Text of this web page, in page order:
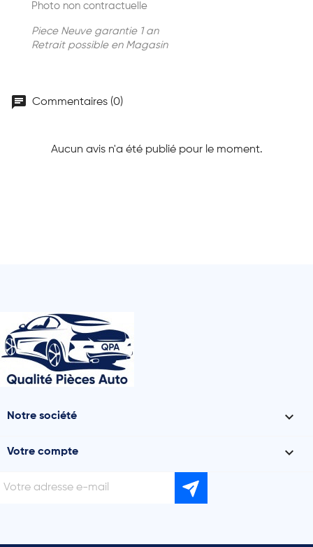
Photo non contractuelle
Piece Neuve garantie 1 an
Retrait possible en Magasin
chat Commentaires (0)
Aucun avis n'a été publié pour le moment.
Notre société 
Votre compte 